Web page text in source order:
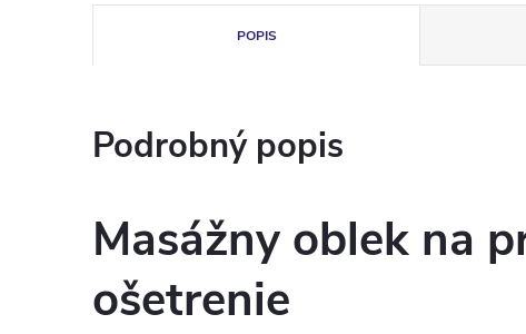
POPIS
Podrobný popis
Masážny oblek na
ošetrenie